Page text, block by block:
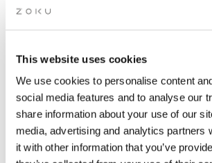
This website uses cookies
We use cookies to personalise content
social media features and to analyse our
share information about your use of our
media, advertising and analytics partners
it with other information that you’ve